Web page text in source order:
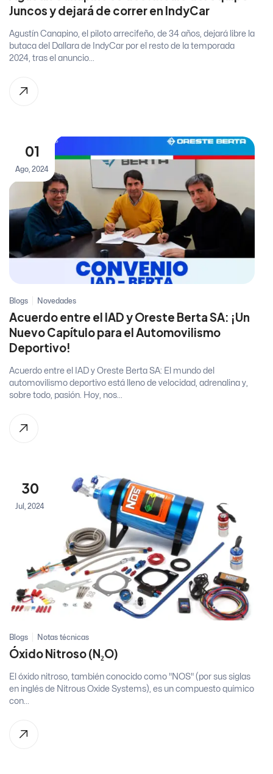
Juncos y dejará de correr en IndyCar
Agustín Canapino, el piloto arrecifeño, de 34 años, dejará libre la
butaca del Dallara de IndyCar por el resto de la temporada
2024, tras el anuncio...
01
Ago, 2024
Blogs Novedades
Acuerdo entre el IAD y Oreste Berta SA: ¡Un
Nuevo Capítulo para el Automovilismo
Deportivo!
Acuerdo entre el IAD y Oreste Berta SA: El mundo del
automovilismo deportivo está lleno de velocidad, adrenalina y,
sobre todo, pasión. Hoy, nos...
30
Jul, 2024
Blogs Notas técnicas
Óxido Nitroso (N₂O)
El óxido nitroso, también conocido como "NOS" (por sus siglas
en inglés de Nitrous Oxide Systems), es un compuesto químico
con...